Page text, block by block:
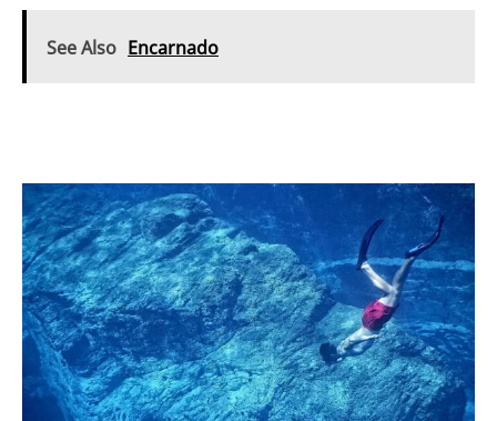
See Also Encarnado